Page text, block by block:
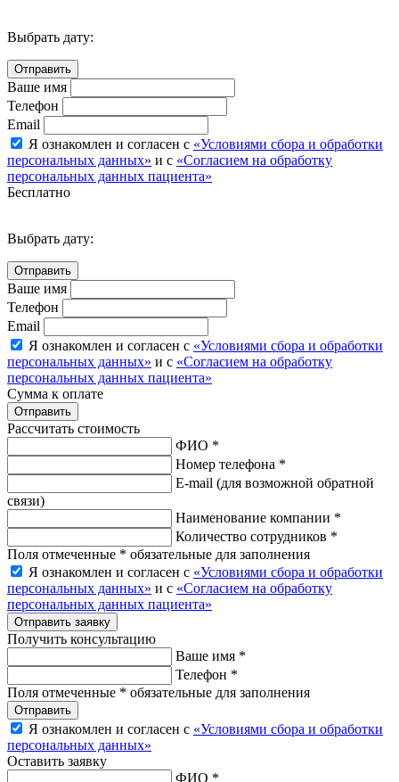
Выбрать дату:
Ваше имя
Телефон
Email
Я ознакомлен и согласен с «Условиями сбора и обработки
персональных данных» и с «Согласием на обработку
персональных данных пациента»
Бесплатно
Выбрать дату:
Ваше имя
Телефон
Email
Я ознакомлен и согласен с «Условиями сбора и обработки
персональных данных» и с «Согласием на обработку
персональных данных пациента»
Сумма к оплате
Рассчитать стоимость
ФИО *
Номер телефона *
E-mail (для возможной обратной
связи)
Наименование компании *
Количество сотрудников *
Поля отмеченные * обязательные для заполнения
Я ознакомлен и согласен с «Условиями сбора и обработки
персональных данных» и с «Согласием на обработку
персональных данных пациента»
Отправить заявку
Получить консультацию
Ваше имя *
Телефон *
Поля отмеченные * обязательные для заполнения
Отправить
Я ознакомлен и согласен с «Условиями сбора и обработки
персональных данных»
Оставить заявку
ФИО *